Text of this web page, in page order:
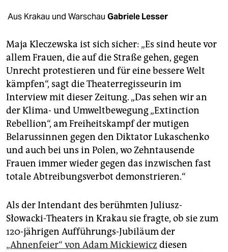
shop
fragen & hilfe
unterstützen
abo
genossenschaft
epaper login
Aus Krakau und Warschau Gabriele Lesser
Maja Kleczewska ist sich sicher: „Es sind heute vor
allem Frauen, die auf die Straße ­gehen, gegen
Unrecht protestieren und für eine bessere Welt
kämpfen“, sagt die Theaterregisseurin im
Interview mit dieser Zeitung. „Das sehen wir an
der Klima- und Umweltbewegung „Extinction
Rebellion“, am Freiheitskampf der mutigen
Belarussinnen gegen den Diktator Lukaschenko
und auch bei uns in Polen, wo Zehntausende
Frauen immer wieder gegen das inzwischen fast
totale Abtreibungsverbot demonstrieren.“
Als der Intendant des berühmten Juliusz-
Słowacki-Theaters in Krakau sie fragte, ob sie zum
120-jährigen Aufführungs-Jubiläum der
„Ahnenfeier“ von Adam Mickiewicz diesen